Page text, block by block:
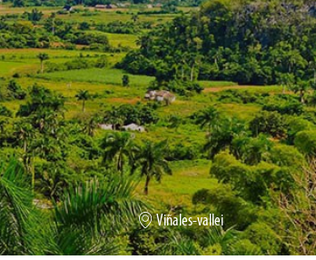
Viñales